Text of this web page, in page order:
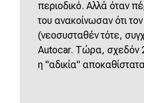
περιοδικό. Αλλά όταν
του ανακοίνωσαν ότι
(νεοσυσταθέν τότε,
Autocar. Τώρα, σχεδόν
η "αδικία"